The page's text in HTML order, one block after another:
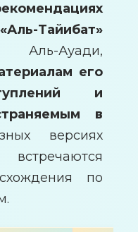
Тайибат»
Ауади,
его
и
в
версиях
по